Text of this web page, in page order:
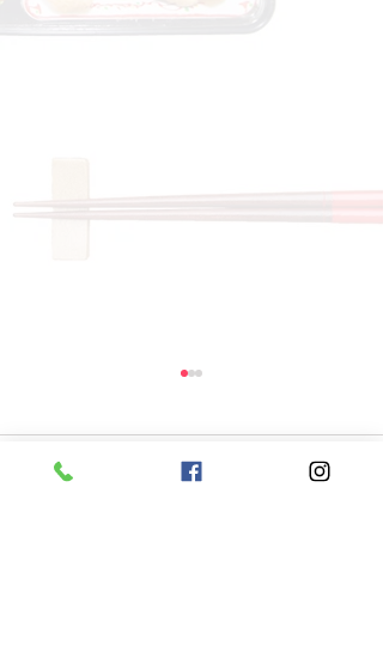
コメント